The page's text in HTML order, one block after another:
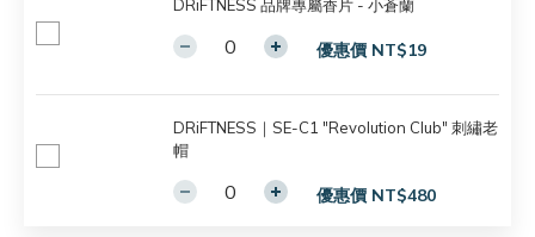
DRiFTNESS 品牌專屬香片 - 小蒼蘭
優惠價 NT$19
DRiFTNESS｜SE-C1 "Revolution Club" 刺繡老
帽
優惠價 NT$480